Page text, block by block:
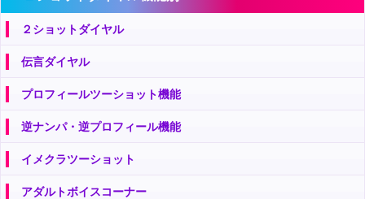
２ショットダイヤル
伝言ダイヤル
プロフィールツーショット機能
逆ナンパ・逆プロフィール機能
イメクラツーショット
アダルトボイスコーナー